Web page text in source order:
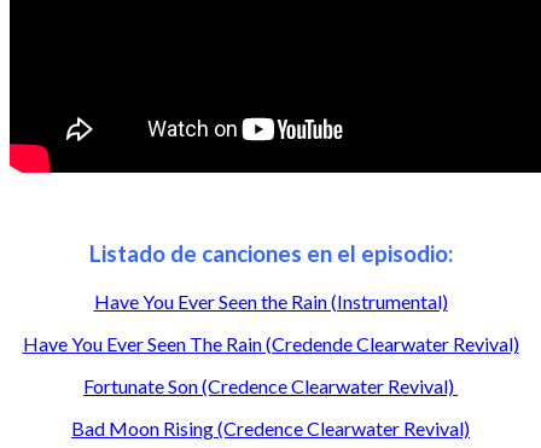
Listado de canciones en el episodio:
Have You Ever Seen the Rain (Instrumental)
Have You Ever Seen The Rain (Credende Clearwater Revival)
Fortunate Son (Credence Clearwater Revival)
Bad Moon Rising (Credence Clearwater Revival)